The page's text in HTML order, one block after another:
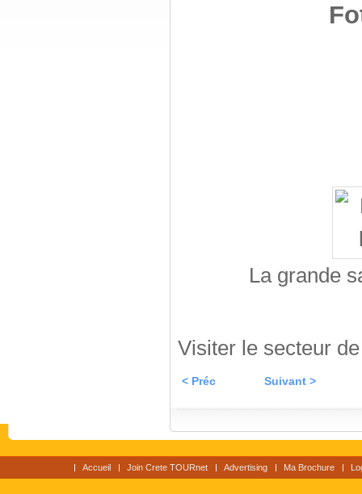
La grande
Visiter le secteur
< Préc Suivant >
Accueil Join Crete TOURnet Advertising Ma Brochure